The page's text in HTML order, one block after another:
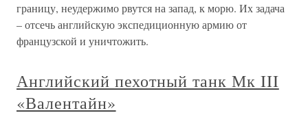
границу, неудержимо рвутся на запад, к морю. Их задача
– отсечь английскую экспедиционную армию от
французской и уничтожить.
Английский пехотный танк Мк III
«Валентайн»